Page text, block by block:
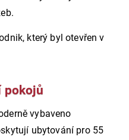
který byl otevřen v
pokojů
vybaveno
ubytování pro 55